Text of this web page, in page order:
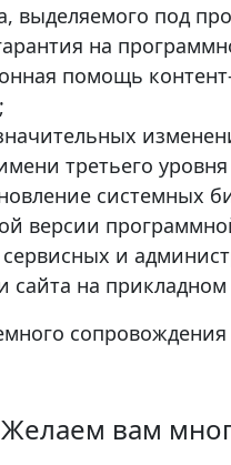
выделяемого под
на
помощь
третьего
системных
версии
и
сайта на прикладном
сопровождения
Желаем вам